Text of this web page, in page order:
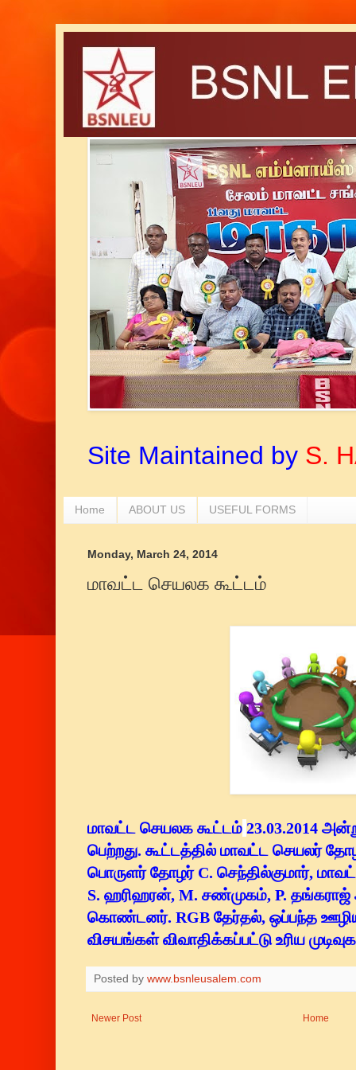
Site Maintained by S.
Home ABOUT US USEFUL FORMS
Monday, March 24, 2014
மாவட்ட செயலக கூட்டம்
மாவட்ட செயலக கூட்டம் 23.03.2014
பெற்றது. கூட்டத்தில் மாவட்ட செயலர்
பொருளர் தோழர் C. செந்தில்குமார்,
S. ஹரிஹரன், M. சண்முகம், P. தங்கராஜ்
கொண்டனர். RGB தேர்தல், ஒப்பந்த
விசயங்கள் விவாதிக்கப்பட்டு உரிய
Posted by www.bsnleusalem.com
Newer Post Home